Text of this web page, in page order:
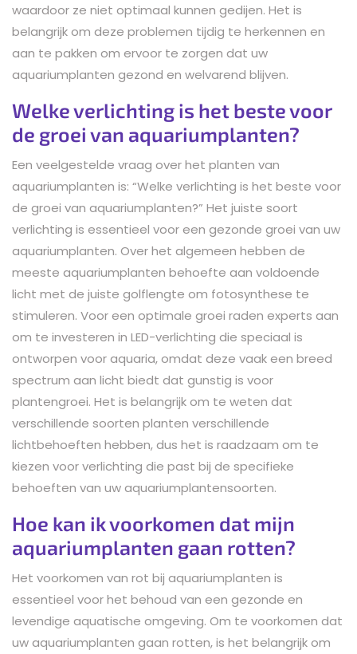
waardoor ze niet optimaal kunnen gedijen. Het is
belangrijk om deze problemen tijdig te herkennen en
aan te pakken om ervoor te zorgen dat uw
aquariumplanten gezond en welvarend blijven.
Welke verlichting is het beste voor
de groei van aquariumplanten?
Een veelgestelde vraag over het planten van
aquariumplanten is: “Welke verlichting is het beste voor
de groei van aquariumplanten?” Het juiste soort
verlichting is essentieel voor een gezonde groei van uw
aquariumplanten. Over het algemeen hebben de
meeste aquariumplanten behoefte aan voldoende
licht met de juiste golflengte om fotosynthese te
stimuleren. Voor een optimale groei raden experts aan
om te investeren in LED-verlichting die speciaal is
ontworpen voor aquaria, omdat deze vaak een breed
spectrum aan licht biedt dat gunstig is voor
plantengroei. Het is belangrijk om te weten dat
verschillende soorten planten verschillende
lichtbehoeften hebben, dus het is raadzaam om te
kiezen voor verlichting die past bij de specifieke
behoeften van uw aquariumplantensoorten.
Hoe kan ik voorkomen dat mijn
aquariumplanten gaan rotten?
Het voorkomen van rot bij aquariumplanten is
essentieel voor het behoud van een gezonde en
levendige aquatische omgeving. Om te voorkomen dat
uw aquariumplanten gaan rotten, is het belangrijk om